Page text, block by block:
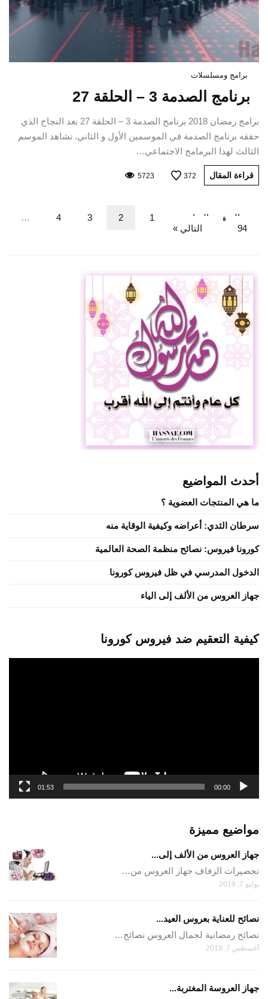
برامج ومسلسلات
برنامج الصدمة 3 – الحلقة 27
برامج رمضان 2018 برنامج الصدمة 3 – الحلقة 27 بعد النجاح الذي
حققه برنامج الصدمة في الموسمين الأول و الثاني. نشاهد الموسم
الثالث لهذا البرمامج الاجتماعي…
قراءة المقال 372
5723
« الصفحة السابقة 1
2
3
4
…
94
التالي »
أحدث المواضيع
ما هي المنتجات العضوية ؟
سرطان الثدي: أعراضه وكيفية الوقاية منه
كورونا فيروس: نصائح منظمة الصحة العالمية
الدخول المدرسي في ظل فيروس كورونا
جهاز العروس من الألف إلى الياء
كيفية التعقيم ضد فيروس كورونا
00:00
01:53
مواضيع مميزة
جهاز العروس من الألف إلى...
تحضيرات الزفاف جهاز العروس من…
يوليو 7, 2019
نصائح للعناية بعروس العيد...
نصائح رمضانية لجمال العروس نصائح…
أغسطس 7, 2018
جهاز العروسة المغتربة...